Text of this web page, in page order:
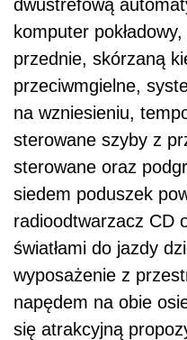
dwustrefową
komputer
przednie, skórzaną
przeciwmgielne,
na wzniesieniu,
sterowane szyby z
sterowane oraz
siedem poduszek
radioodtwarzacz CD
światłami do jazdy
wyposażenie z
napędem na obie
się atrakcyjną